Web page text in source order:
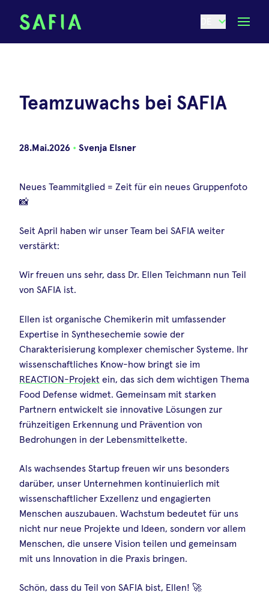
Teamzuwachs bei SAFIA
28.Mai.2026 • Svenja Elsner
Neues Teammitglied = Zeit für ein neues Gruppenfoto
📸
Seit April haben wir unser Team bei SAFIA weiter
verstärkt:
Wir freuen uns sehr, dass Dr. Ellen Teichmann nun Teil
von SAFIA ist.
Ellen ist organische Chemikerin mit umfassender
Expertise in Synthesechemie sowie der
Charakterisierung komplexer chemischer Systeme. Ihr
wissenschaftliches Know-how bringt sie im
REACTION-Projekt ein, das sich dem wichtigen Thema
Food Defense widmet. Gemeinsam mit starken
Partnern entwickelt sie innovative Lösungen zur
frühzeitigen Erkennung und Prävention von
Bedrohungen in der Lebensmittelkette.
Als wachsendes Startup freuen wir uns besonders
darüber, unser Unternehmen kontinuierlich mit
wissenschaftlicher Exzellenz und engagierten
Menschen auszubauen. Wachstum bedeutet für uns
nicht nur neue Projekte und Ideen, sondern vor allem
Menschen, die unsere Vision teilen und gemeinsam
mit uns Innovation in die Praxis bringen.
Schön, dass du Teil von SAFIA bist, Ellen! 🚀